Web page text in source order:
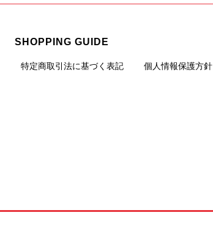
SHOPPING GUIDE
特定商取引法に基づく表記 個人情報保護方針